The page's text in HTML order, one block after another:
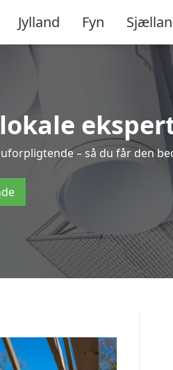
Jylland Fyn
– så du får den